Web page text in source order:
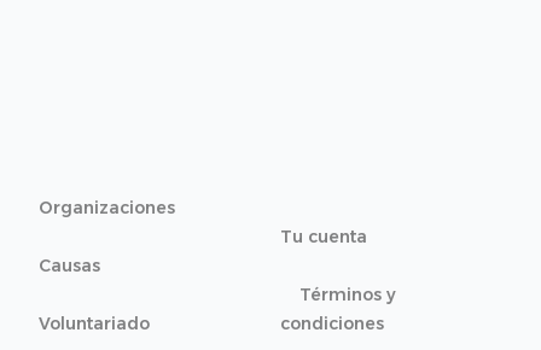
Organizaciones
Causas
Voluntariado
Tu cuenta
Términos y
condiciones